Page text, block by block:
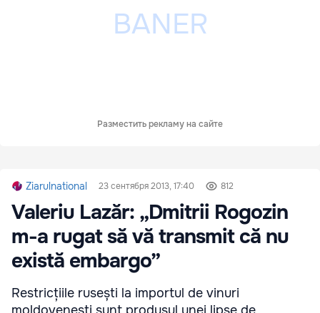
Разместить рекламу на сайте
Ziarulnational 23 сентября 2013, 17:40 812
Valeriu Lazăr: „Dmitrii Rogozin
m-a rugat să vă transmit că nu
există embargo”
Restricțiile rusești la importul de vinuri